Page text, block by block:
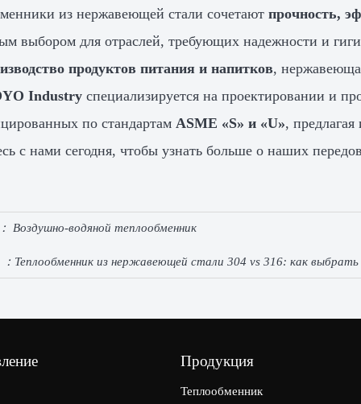
из нержавеющей стали сочетаютпрочность,
выбором для отраслей, требующих надежности и
продуктов питания и напитков,
Industry специализируется на проектировании и
по стандартамASME «S» и «U»,
с нами сегодня, чтобы узнать больше о наших
Воздушно-водяной теплообменник
Теплообменник из нержавеющей стали 304 vs 316: как
Продукция
Теплообменник